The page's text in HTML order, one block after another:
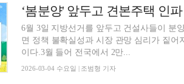
6월 3일 지방선거를 앞두고 건설사들이 분
면 정책 불확실성과 시장 관망 심리가 짙
이다.3월 들어 전국에서 2만...
2026-03-04 수요일 | 조범형 기자